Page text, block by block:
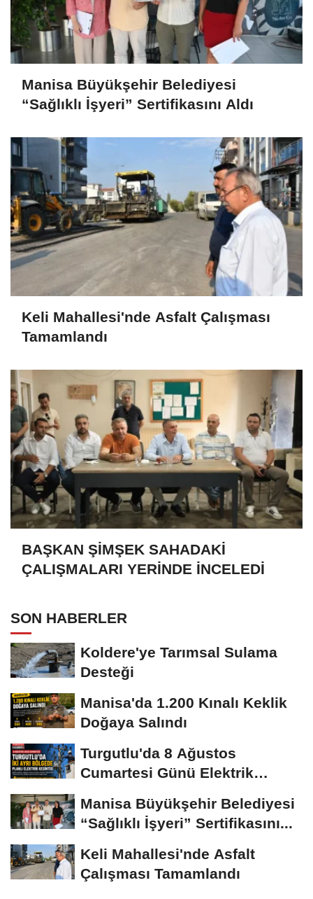
Manisa Büyükşehir Belediyesi
“Sağlıklı İşyeri” Sertifikasını Aldı
Keli Mahallesi'nde Asfalt Çalışması
Tamamlandı
BAŞKAN ŞİMŞEK SAHADAKİ
ÇALIŞMALARI YERİNDE İNCELEDİ
SON HABERLER
Koldere'ye Tarımsal Sulama
Desteği
Manisa'da 1.200 Kınalı Keklik
Doğaya Salındı
Turgutlu'da 8 Ağustos
Cumartesi Günü Elektrik
Manisa Büyükşehir Belediyesi
“Sağlıklı İşyeri” Sertifikasını...
Keli Mahallesi'nde Asfalt
Çalışması Tamamlandı